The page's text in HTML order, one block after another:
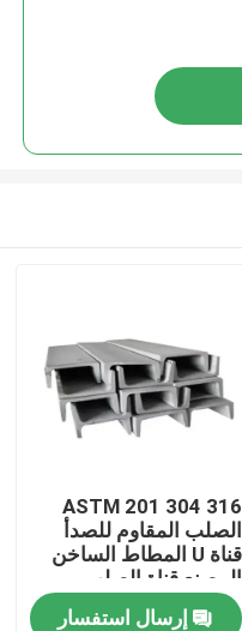
ASTM 201 304 316
الصلب المقاوم للصدأ
قناة U المطاط الساخن
المصنع قناة الصلب
المقاوم للصدأ
إرسال استفسار